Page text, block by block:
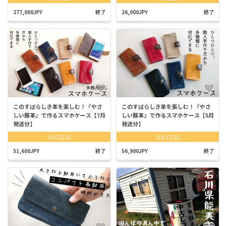
277,000JPY 終了 26,000JPY 終了
このすばらしき革を楽しむ！『やさ
しい豚革』で作るスマホケース【7月
発送分】
SUCCESS
51,600JPY 終了
このすばらしき革を楽しむ！『やさ
しい豚革』で作るスマホケース【5月
発送分】
SUCCESS
56,900JPY 終了